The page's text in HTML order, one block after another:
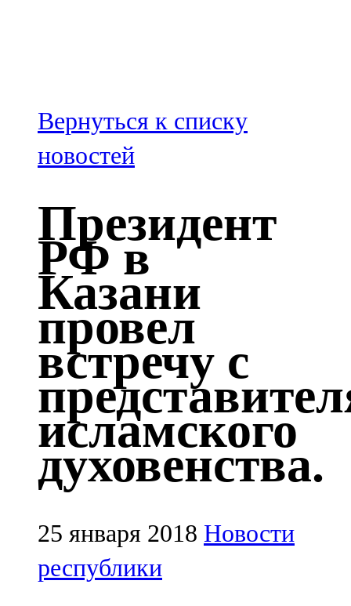
100,3 FM
Зәй
106,6 FM
Кадыбаш
105,2 FM
Казан
91,5 FM
Кайбыч
106,1 FM
Кама тамагы
71,51 FM
Кукмара
107,9 FM
Лениногорский
102,1 FM
Вернуться к списку
новостей
Президент
РФ в
Казани
провел
встречу с
исламского
духовенства.
25 января 2018 Новости
республики